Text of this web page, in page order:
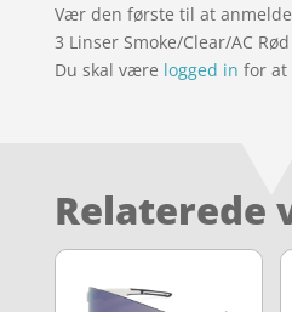
Vær den første til at
3 Linser Smoke/Clear/AC Rød
Du skal være logged in for at
Relaterede